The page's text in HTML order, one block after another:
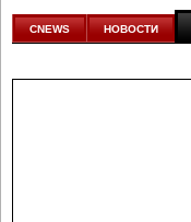
аналитике
CNEWS НОВОСТИ